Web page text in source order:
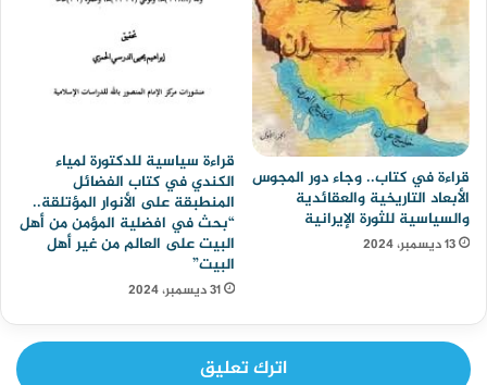
قراءة في كتاب.. وجاء دور المجوس
الأبعاد التاريخية والعقائدية
والسياسية للثورة الإيرانية
13 ديسمبر، 2024
قراءة سياسية للدكتورة لمياء
الكندي في كتاب الفضائل
المنطبقة على الأنوار المؤتلقة..
“بحث في افضلية المؤمن من أهل
البيت على العالم من غير أهل
البيت”
31 ديسمبر، 2024
اترك تعليق